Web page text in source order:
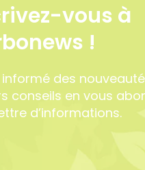
vous à
!
informé des
conseils en vous
d’informations.